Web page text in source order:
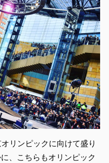
リンピックに向けて盛り
、こちらもオリンピック